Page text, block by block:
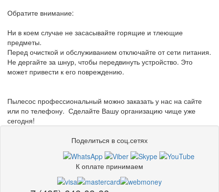
Обратите внимание:
Ни в коем случае не засасывайте горящие и тлеющие
предметы.
Перед очисткой и обслуживанием отключайте от сети питания.
Не дергайте за шнур, чтобы передвинуть устройство. Это
может привести к его повреждению.
Пылесос профессиональный можно заказать у нас на сайте
или по телефону. Сделайте Вашу организацию чище уже
сегодня!
Поделиться в соц.сетях
К оплате принимаем